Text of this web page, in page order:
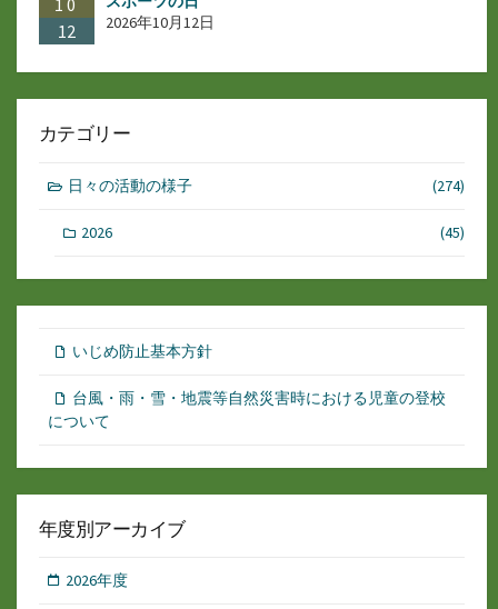
10
12
2026年10月12日
カテゴリー
日々の活動の様子 (274)
2026 (45)
いじめ防止基本方針
台風・雨・雪・地震等自然災害時における児童の登校
について
年度別アーカイブ
2026年度